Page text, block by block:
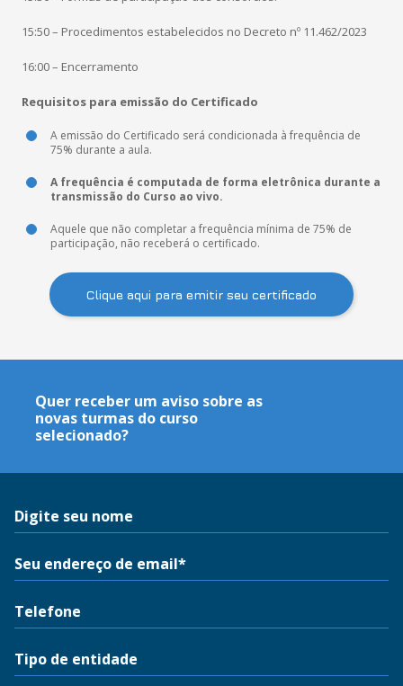
15:50 – Procedimentos estabelecidos no Decreto nº 11.462/2023
16:00 – Encerramento
Requisitos para emissão do Certificado
A emissão do Certificado será condicionada à frequência de
75% durante a aula.
A frequência é computada de forma eletrônica durante a
transmissão do Curso ao vivo.
Aquele que não completar a frequência mínima de 75% de
participação, não receberá o certificado.
Clique aqui para emitir seu certificado
Quer receber um aviso sobre as
novas turmas do curso
selecionado?